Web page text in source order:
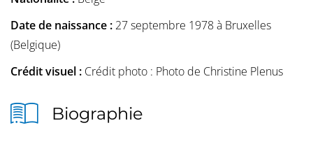
Date de naissance : 27 septembre 1978 à Bruxelles
(Belgique)
Crédit visuel : Crédit photo : Photo de Christine Plenus
Biographie